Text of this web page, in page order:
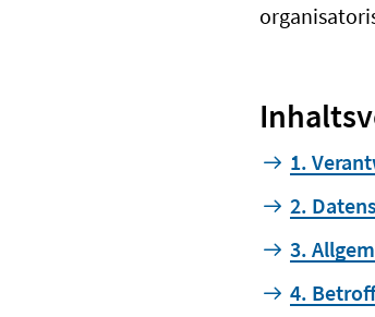
1.
2.
3.
4.